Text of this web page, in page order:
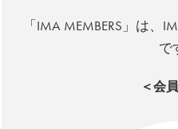
「IMA MEMBERS」は、
で
＜会